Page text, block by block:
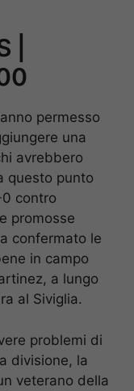
|
permesso
una
avrebbero
questo punto
contro
promosse
confermato le
in campo
a lungo
al Siviglia.
problemi di
divisione, la
veterano della